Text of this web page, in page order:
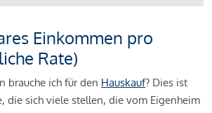
Einkommen pro
Rate)
brauche ich für den Hauskauf? Dies ist
die sich viele stellen, die vom Eigenheim